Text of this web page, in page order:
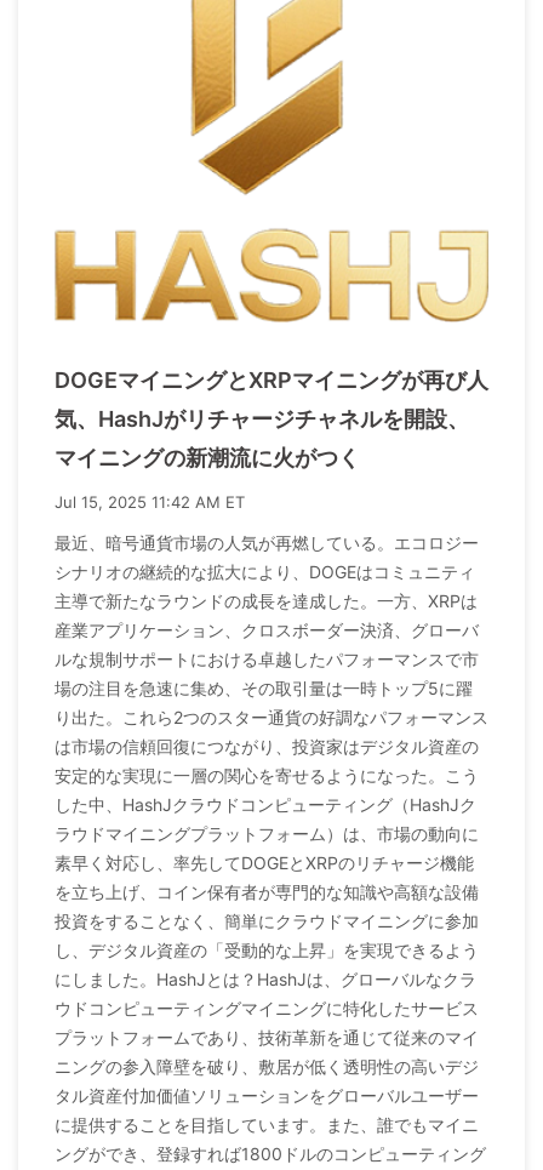
DOGEマイニングとXRPマイニングが再び人
気、HashJがリチャージチャネルを開設、
マイニングの新潮流に火がつく
Jul 15, 2025 11:42 AM ET
最近、暗号通貨市場の人気が再燃している。エコロジー
シナリオの継続的な拡大により、DOGEはコミュニティ
主導で新たなラウンドの成長を達成した。一方、XRPは
産業アプリケーション、クロスボーダー決済、グローバ
ルな規制サポートにおける卓越したパフォーマンスで市
場の注目を急速に集め、その取引量は一時トップ5に躍
り出た。これら2つのスター通貨の好調なパフォーマンス
は市場の信頼回復につながり、投資家はデジタル資産の
安定的な実現に一層の関心を寄せるようになった。こう
した中、HashJクラウドコンピューティング（HashJク
ラウドマイニングプラットフォーム）は、市場の動向に
素早く対応し、率先してDOGEとXRPのリチャージ機能
を立ち上げ、コイン保有者が専門的な知識や高額な設備
投資をすることなく、簡単にクラウドマイニングに参加
し、デジタル資産の「受動的な上昇」を実現できるよう
にしました。HashJとは？HashJは、グローバルなクラ
ウドコンピューティングマイニングに特化したサービス
プラットフォームであり、技術革新を通じて従来のマイ
ニングの参入障壁を破り、敷居が低く透明性の高いデジ
タル資産付加価値ソリューションをグローバルユーザー
に提供することを目指しています。また、誰でもマイニ
ングができ、登録すれば1800ドルのコンピューティング